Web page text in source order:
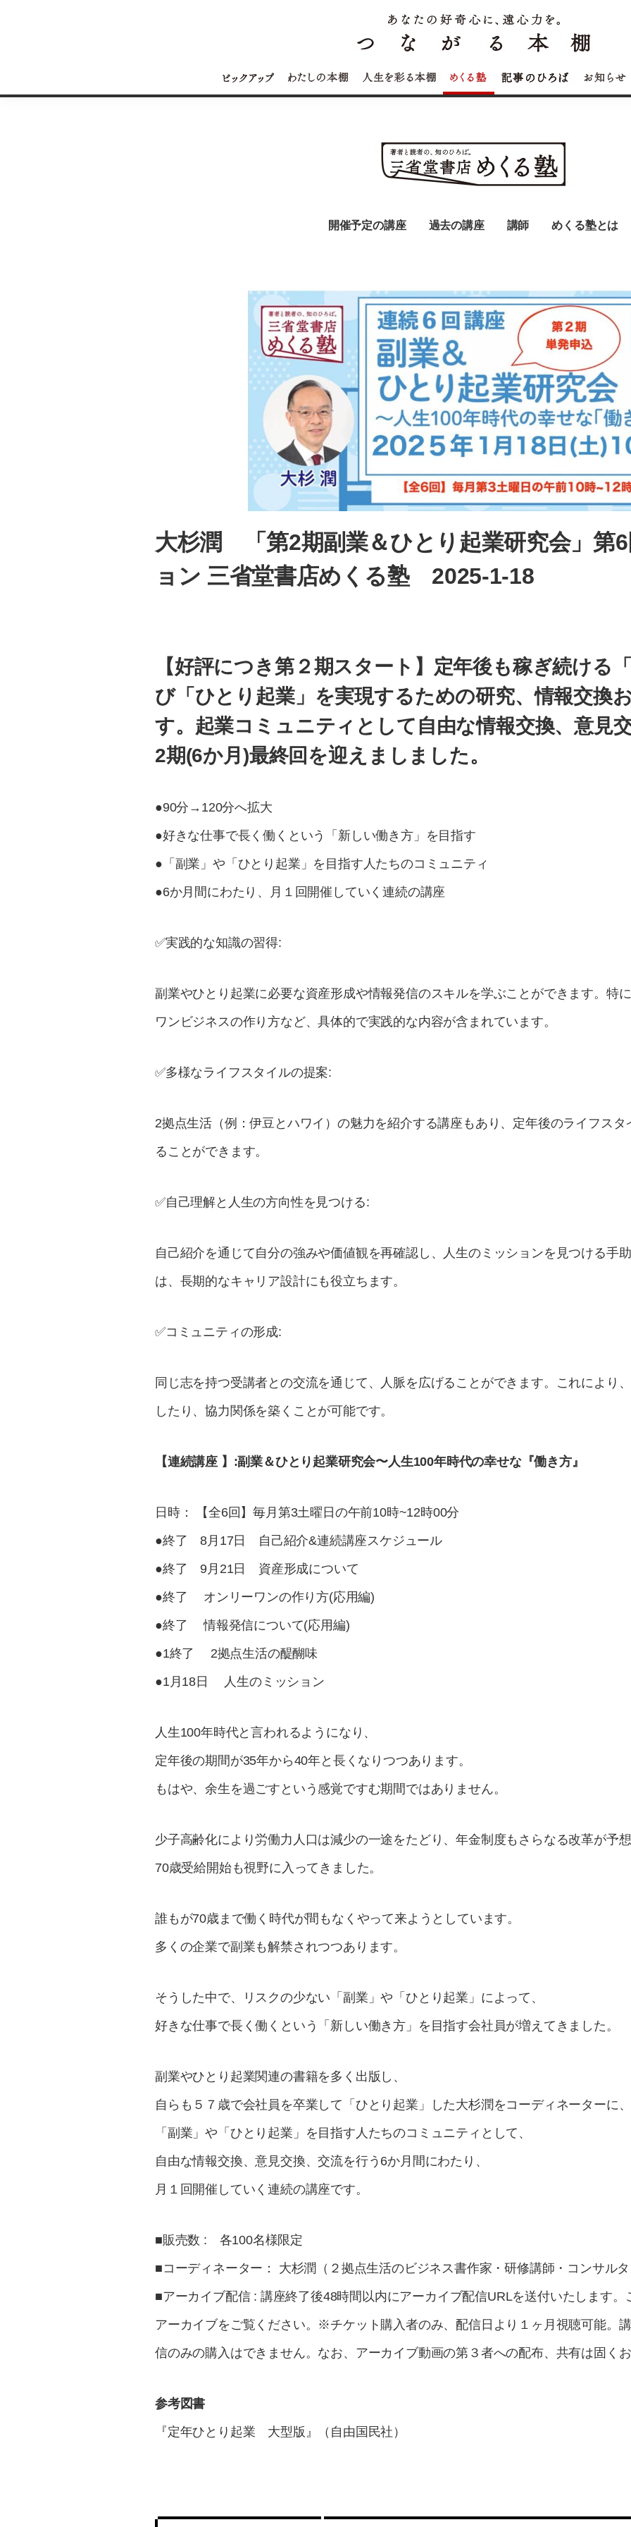
開催予定の講座 過去の講座 講師 めくる塾とは
大杉潤 「第2期副業＆ひとり起業研究会」第
ョン 三省堂書店めくる塾 2025-1-18
【好評につき第２期スタート】定年後も稼ぎ続ける
び「ひとり起業」を実現するための研究、情報交換
す。起業コミュニティとして自由な情報交換、意見
2期(6か月)最終回を迎えましました。
●90分→120分へ拡大
●好きな仕事で長く働くという「新しい働き方」を目指す
●「副業」や「ひとり起業」を目指す人たちのコミュニティ
●6か月間にわたり、月１回開催していく連続の講座
✅実践的な知識の習得:
副業やひとり起業に必要な資産形成や情報発信のスキルを学ぶことができます。特
ワンビジネスの作り方など、具体的で実践的な内容が含まれています。
✅多様なライフスタイルの提案:
2拠点生活（例：伊豆とハワイ）の魅力を紹介する講座もあり、定年後のライフス
ることができます。
✅自己理解と人生の方向性を見つける:
自己紹介を通じて自分の強みや価値観を再確認し、人生のミッションを見つける手
は、長期的なキャリア設計にも役立ちます。
✅コミュニティの形成:
同じ志を持つ受講者との交流を通じて、人脈を広げることができます。これにより
したり、協力関係を築くことが可能です。
【連続講座 】:副業＆ひとり起業研究会〜人生100年時代の幸せな『働き方』
日時： 【全6回】毎月第3土曜日の午前10時~12時00分
●終了 8月17日 自己紹介&連続講座スケジュール
●終了 9月21日 資産形成について
●終了 オンリーワンの作り方(応用編)
●終了 情報発信について(応用編)
●1終了 2拠点生活の醍醐味
●1月18日 人生のミッション
人生100年時代と言われるようになり、
定年後の期間が35年から40年と長くなりつつあります。
もはや、余生を過ごすという感覚ですむ期間ではありません。
少子高齢化により労働力人口は減少の一途をたどり、年金制度もさらなる改革が予
70歳受給開始も視野に入ってきました。
誰もが70歳まで働く時代が間もなくやって来ようとしています。
多くの企業で副業も解禁されつつあります。
​そうした中で、リスクの少ない「副業」や「ひとり起業」によって、
好きな仕事で長く働くという「新しい働き方」を目指す会社員が増えてきました。
​副業やひとり起業関連の書籍を多く出版し、
自らも５７歳で会社員を卒業して「ひとり起業」した大杉潤をコーディネーターに、
「副業」や「ひとり起業」を目指す人たちのコミュニティとして、
自由な情報交換、意見交換、交流を行う6か月間にわたり、
月１回開催していく連続の講座です。
■販売数​ : 各100名様限定
■コーディネーター： 大杉潤（２拠点生活のビジネス書作家・研修講師・コンサ
■アーカイブ配信 : 講座終了後48時間以内にアーカイブ配信URLを送付いたします
アーカイブをご覧ください。※チケット購入者のみ、配信日より１ヶ月視聴可能。
信のみの購入はできません。なお、アーカイブ動画の第３者への配布、共有は固く
参考図書
『定年ひとり起業 大型版』（自由国民社）